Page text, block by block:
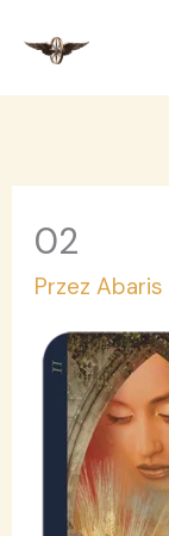
treści
02
PrzezAbaris